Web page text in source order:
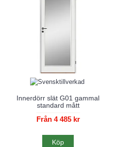
Innerdörr slät G01 gammal
standard mått
Från 4 485 kr
Köp